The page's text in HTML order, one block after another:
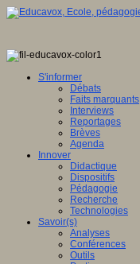
S'informer
Débats
Faits marquants
Interviews
Reportages
Brèves
Agenda
Innover
Didactique
Dispositifs
Pédagogie
Recherche
Technologies
Savoir(s)
Analyses
Conférences
Outils